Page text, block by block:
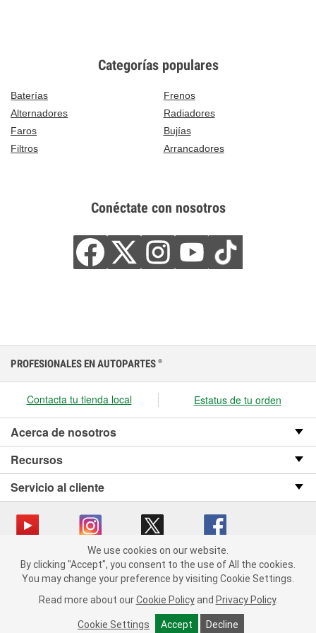
Categorías populares
Baterías
Frenos
Alternadores
Radiadores
Faros
Bujías
Filtros
Arrancadores
Conéctate con nosotros
We use cookies on our website. By clicking "Accept", you consent
to the use of All the cookies.
You may change your preference by visiting Cookie Settings.
Read more about our Cookie Policy and Privacy Policy.
Cookie Settings Accept Decline
PROFESIONALES EN AUTOPARTES ®
Contacta tu tienda local Estatus de tu orden
Acerca de nosotros
Recursos
Servicio al cliente
Copyright © 2008-2026 O’Reilly Auto Parts v OST_3.2.0.0.729 (3) cv1361
catalog_main
Política de privacidad
Ley de transparencia en las cadenas de suministro
We use cookies on our website.
By clicking "Accept", you consent to the use of All the cookies.
You may change your preference by visiting Cookie Settings.
Read more about our Cookie Policy and Privacy Policy.
Cookie Settings Accept Decline